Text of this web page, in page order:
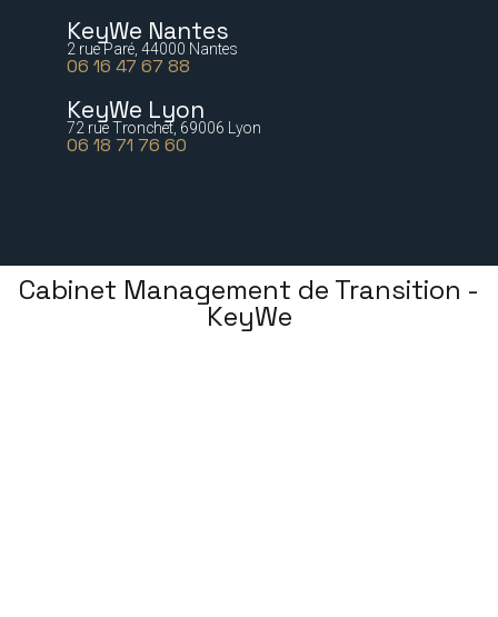
KeyWe Nantes
2 rue Paré, 44000 Nantes
06 16 47 67 88
KeyWe Lyon
72 rue Tronchet, 69006 Lyon
06 18 71 76 60
Cabinet Management de Transition -
KeyWe